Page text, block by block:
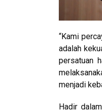
“Kami
adalah
persatuan
menjadi
Hadir